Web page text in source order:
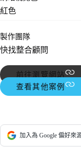
加入為 Google 偏好來
紅色
製作團隊
快找整合顧問
前往瀏覽網站
查看其他案例